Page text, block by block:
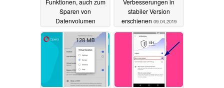
Funktionen, auch zum
Sparen von
Datenvolumen
16.04.2025
Verbesserungen in
stabiler Version
erschienen 09.04.2019